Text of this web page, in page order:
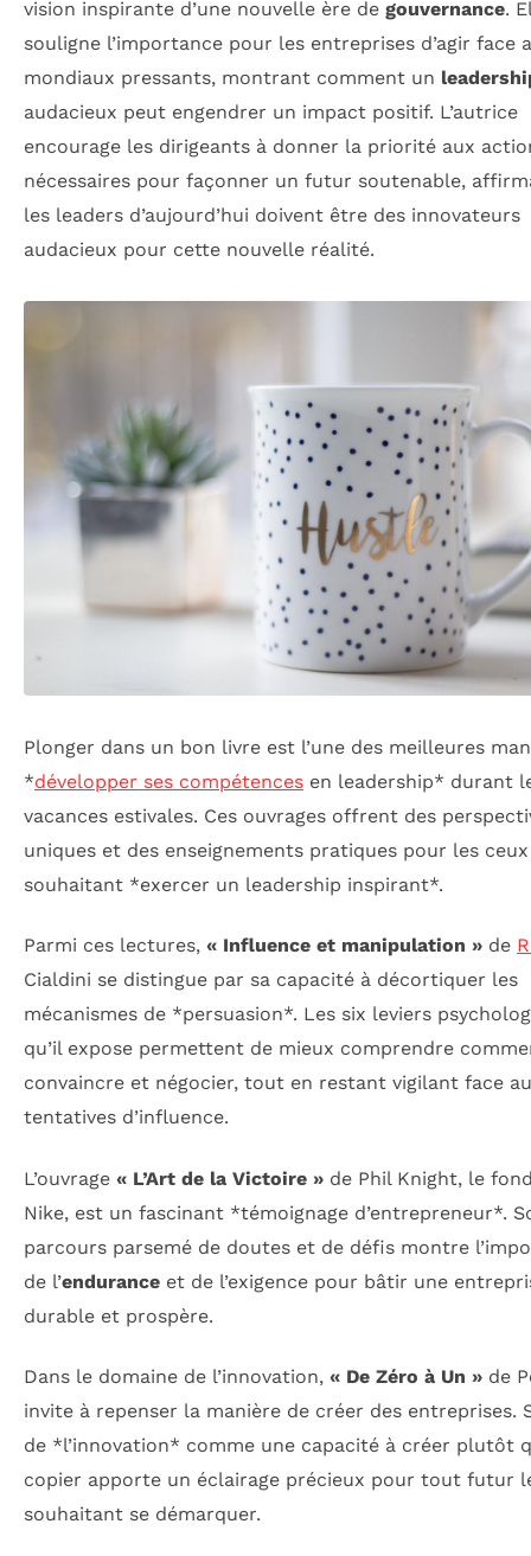
vision inspirante d’une nouvelle ère de gouvernance.
souligne l’importance pour les entreprises d’agir face
mondiaux pressants, montrant comment un
audacieux peut engendrer un impact positif. L’autrice
encourage les dirigeants à donner la priorité aux
nécessaires pour façonner un futur soutenable,
les leaders d’aujourd’hui doivent être des innovateurs
audacieux pour cette nouvelle réalité.
Plonger dans un bon livre est l’une des meilleures
*développer ses compétences en leadership* durant
vacances estivales. Ces ouvrages offrent des
uniques et des enseignements pratiques pour les ceux
souhaitant *exercer un leadership inspirant*.
Parmi ces lectures, « Influence et manipulation » de
Cialdini se distingue par sa capacité à décortiquer les
mécanismes de *persuasion*. Les six leviers
qu’il expose permettent de mieux comprendre
convaincre et négocier, tout en restant vigilant face
tentatives d’influence.
L’ouvrage « L’Art de la Victoire » de Phil Knight, le
Nike, est un fascinant *témoignage d’entrepreneur*.
parcours parsemé de doutes et de défis montre
de l’endurance et de l’exigence pour bâtir une
durable et prospère.
Dans le domaine de l’innovation, « De Zéro à Un » de
invite à repenser la manière de créer des entreprises.
de *l’innovation* comme une capacité à créer plutôt
copier apporte un éclairage précieux pour tout futur
souhaitant se démarquer.